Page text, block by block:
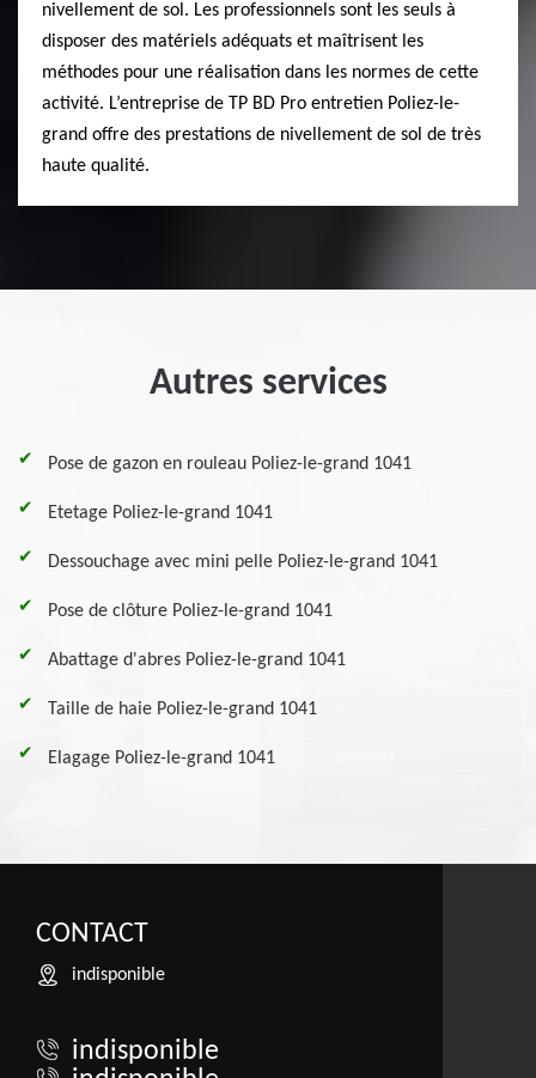
nivellement de sol. Les professionnels sont les seuls à
disposer des matériels adéquats et maîtrisent les
méthodes pour une réalisation dans les normes de cette
activité. L’entreprise de TP BD Pro entretien Poliez-le-
grand offre des prestations de nivellement de sol de très
haute qualité.
Autres services
Pose de gazon en rouleau Poliez-le-grand 1041
Etetage Poliez-le-grand 1041
Dessouchage avec mini pelle Poliez-le-grand 1041
Pose de clôture Poliez-le-grand 1041
Abattage d'abres Poliez-le-grand 1041
Taille de haie Poliez-le-grand 1041
Elagage Poliez-le-grand 1041
CONTACT
indisponible
indisponible